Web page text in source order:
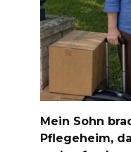
Mein Sohn
Pflegeheim,